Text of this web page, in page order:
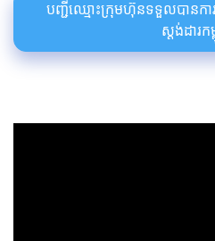
បញ្ជីឈ្មោះក្រុម​ហ៊ុនទទួលបានការប
ស្តង់ដារក